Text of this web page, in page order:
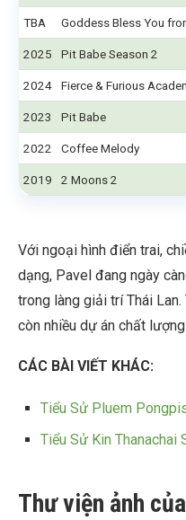
TBA Goddess Bless You
2025 Pit Babe Season 2
2024 Fierce & Furious
2023 Pit Babe
2022 Coffee Melody
2019 2 Moons 2
Với ngoại hình điển trai,
dạng, Pavel đang ngày
trong làng giải trí Thái
còn nhiều dự án chất
CÁC BÀI VIẾT KHÁC:
Tiểu Sử Pluem
Tiểu Sử Kin Thanachai
Thư viện ảnh